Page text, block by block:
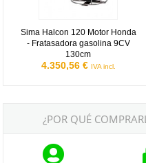
Sima Halcon 120 Motor Honda
- Fratasadora gasolina 9CV
130cm
4.350,56 € IVA incl.
¿POR QUÉ